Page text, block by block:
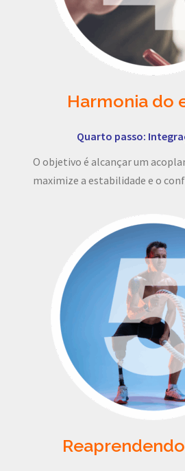
Harmonia do
Quarto passo:
O objetivo é alcançar um
maximize a estabilidade e o